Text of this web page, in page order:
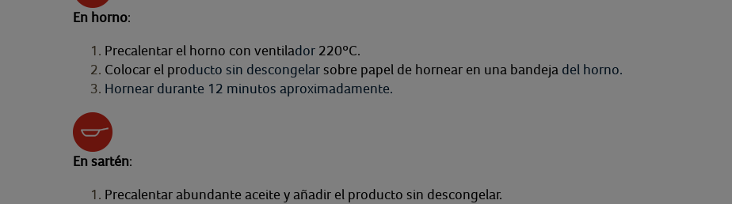
En horno:
Precalentar el horno con ventilador 220ºC.
Colocar el producto sin descongelarsobre papel de hornear en una bandeja del horno.
Hornear durante 12 minutos aproximadamente.
En sartén:
Precalentar abundante aceite y añadir el producto sin descongelar.